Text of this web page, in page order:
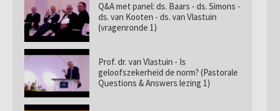
Q&A met panel: ds. Baars - ds. Simons -
ds. van Kooten - ds. van Vlastuin
(vragenronde 1)
Prof. dr. van Vlastuin - Is
geloofszekerheid de norm? (Pastorale
Questions & Answers lezing 1)